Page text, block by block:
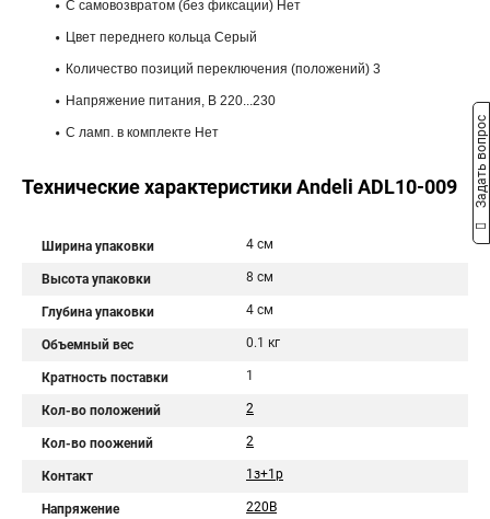
С самовозвратом (без фиксации) Нет
Цвет переднего кольца Серый
Количество позиций переключения (положений) 3
Напряжение питания, В 220...230
С ламп. в комплекте Нет
Технические характеристики Andeli ADL10-009
Ширина упаковки 4 см
Высота упаковки 8 см
Глубина упаковки 4 см
Объемный вес 0.1 кг
Кратность поставки 1
Кол-во положений 2
Кол-во поожений 2
Контакт 1з+1р
Напряжение 220В
Задать вопрос